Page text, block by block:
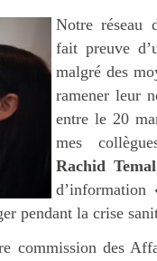
Notre réseau
fait preuve
malgré des
ramener leur
entre le 20
mes
Rachid Temal
d’information
pendant la crise
commission des